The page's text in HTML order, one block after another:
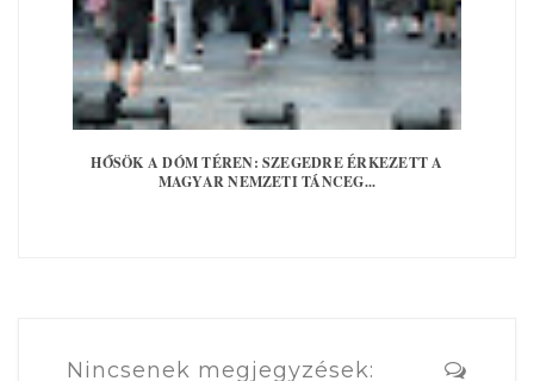
HŐSÖK A DÓM TÉREN: SZEGEDRE ÉRKEZETT A
MAGYAR NEMZETI TÁNCEG...
Nincsenek megjegyzések: